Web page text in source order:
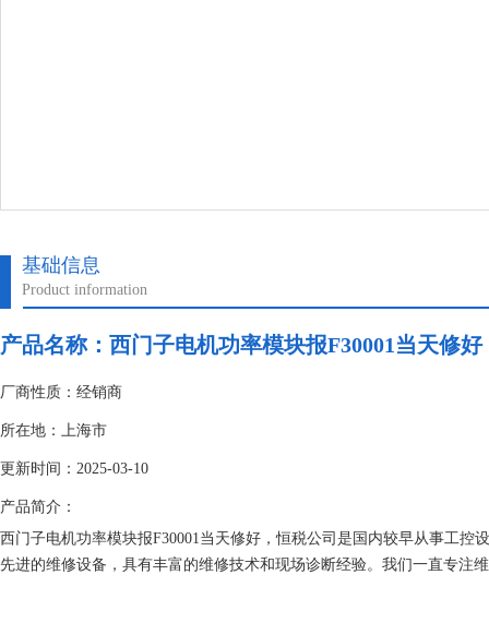
基础信息
Product information
产品名称： 西门子电机功率模块报F30001当天修好
厂商性质：经销商
所在地：上海市
更新时间：2025-03-10
产品简介：
西门子电机功率模块报F30001当天修好，恒税公司是国内较早从事工
先进的维修设备，具有丰富的维修技术和现场诊断经验。我们一直专注